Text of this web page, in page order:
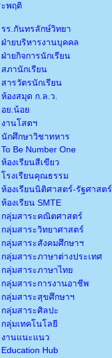
พฤติ
รร.กันทรลักษ์วิทยา
ฝ่ายบริหารงานบุคคล
ฝ่ายกิจการนักเรียน
สภานักเรียน
สารวัตรนักเรียน
ห้องสมุด ก.ล.ว.
อย.น้อย
งานโสตฯ
นักศึกษาวิชาทหาร
To Be Number One
ห้องเรียนสีเขียว
โรงเรียนคุณธรรม
ห้องเรียนนิติศาสตร์-รัฐศาสตร์
ห้องเรียน SMTE
กลุ่มสาระคณิตศาสตร์
กลุ่มสาระวิทยาศาสตร์
กลุ่มสาระสังคมศึกษาฯ
กลุ่มสาระภาษาต่างประเทศ
กลุ่มสาระภาษาไทย
กลุ่มสาระการงานอาชีพ
กลุ่มสาระสุขศึกษาฯ
กลุ่มสาระศิลปะ
กลุ่มเทคโนโลยี
งานแนะแนว
Education Hub